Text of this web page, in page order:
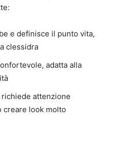
e definisce il punto vita,
clessidra
adatta alla
attenzione
creare look molto